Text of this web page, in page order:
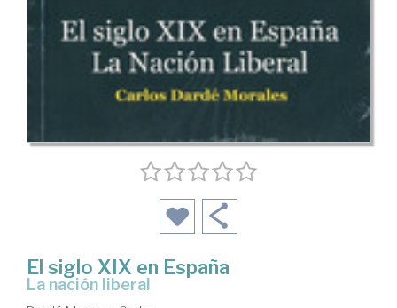
El siglo XIX en España
la nación liberal